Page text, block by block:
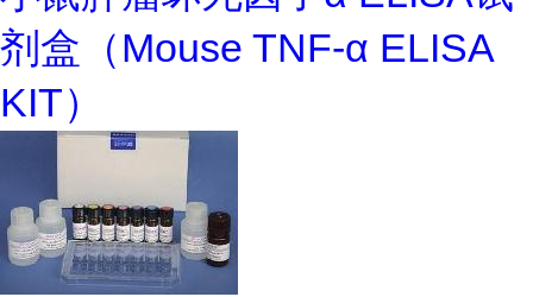
剂盒（Mouse TNF-α ELISA
KIT）